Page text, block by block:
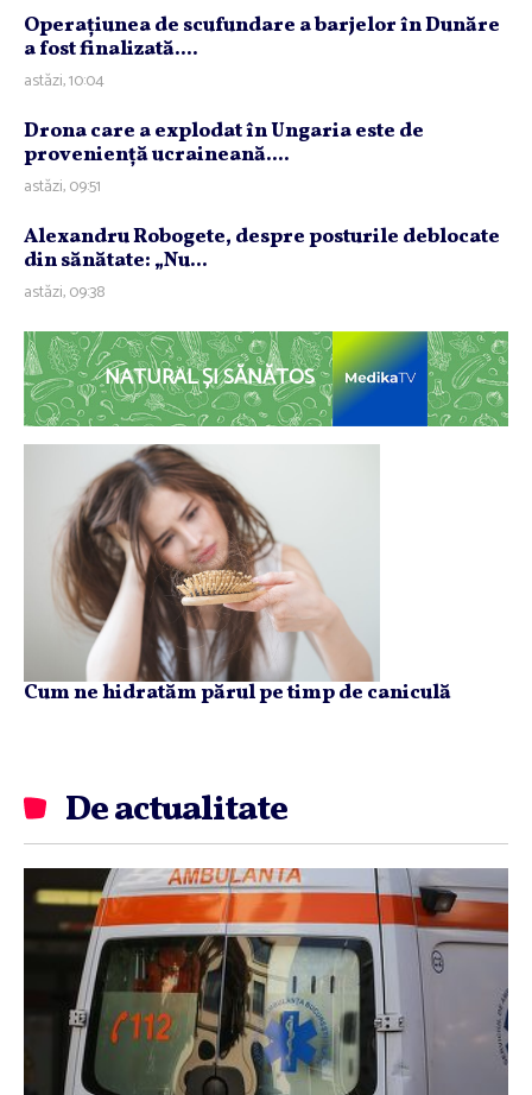
Operaţiunea de scufundare a barjelor în Dunăre
a fost finalizată....
astăzi, 10:04
Drona care a explodat în Ungaria este de
provenienţă ucraineană....
astăzi, 09:51
Alexandru Robogete, despre posturile deblocate
din sănătate: „Nu...
astăzi, 09:38
NATURAL ȘI SĂNĂTOS
Cum ne hidratăm părul pe timp de caniculă
De actualitate